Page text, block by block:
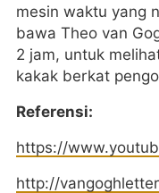
mesin waktu yang
bawa Theo van
2 jam, untuk
kakak berkat
Referensi:
https://
http://